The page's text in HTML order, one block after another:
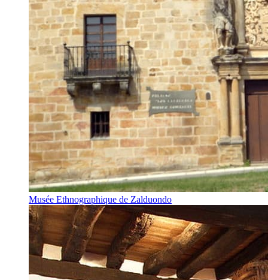
Musée Ethnographique de Zalduondo